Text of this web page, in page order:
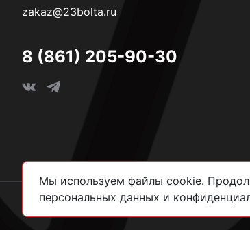
zakaz@23bolta.ru
8 (861) 205-90-30
Мы используем файлы cookie.
персональных данных и